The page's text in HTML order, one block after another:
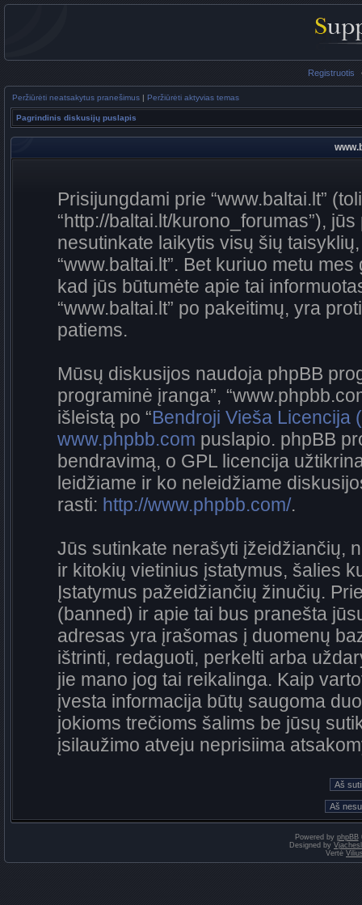
Registruotis
Peržiūrėti neatsakytus pranešimus | Peržiūrėti aktyvias temas
Pagrindinis diskusijų puslapis
Prisijungdami prie “www.baltai.lt”
“http://baltai.lt/kurono_forumas”),
nesutinkate laikytis visų šių
“www.baltai.lt”. Bet kuriuo metu
kad jūs būtumėte apie tai
“www.baltai.lt” po pakeitimų, yra
patiems.
Mūsų diskusijos naudoja phpBB
programinė įranga”,
išleistą po “Bendroji Vieša Licencija
www.phpbb.com puslapio. phpBB
bendravimą, o GPL licencija
leidžiame ir ko neleidžiame
rasti: http://www.phpbb.com/.
Jūs sutinkate nerašyti įžeidžiančių,
ir kitokių vietinius įstatymus, šalies
Įstatymus pažeidžiančių žinučių.
(banned) ir apie tai bus pranešta
adresas yra įrašomas į duomenų
ištrinti, redaguoti, perkelti arba
jie mano jog tai reikalinga. Kaip
įvesta informacija būtų saugoma
jokioms trečioms šalims be jūsų
įsilaužimo atveju neprisiima
Powered by phpBB
Designed by
Vertė